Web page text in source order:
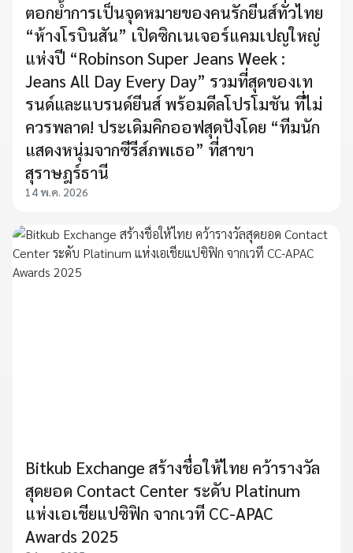
ตอกย้ำการเป็นจุดหมายของคนรักยีนส์ทั่วไทย
“ห้างโรบินสัน” เปิดซิกเนเจอร์แคมเปญใหญ่
แห่งปี “Robinson Super Jeans Week :
Jeans All Day Every Day” รวมที่สุดของเท
รนด์และแบรนด์ยีนส์ พร้อมดีลโปรโมชัน ที่ไม่
ควรพลาด! ประเดิมคิกออฟสุดปังโดย “ทีมนัก
แสดงหนุ่มจากซีรีส์ภพเธอ” ที่สาขา
สุราษฎร์ธานี
14 พ.ค. 2026
Bitkub Exchange สร้างชื่อให้ไทย คว้ารางวัล
สุดยอด Contact Center ระดับ Platinum
แห่งเอเชียแปซิฟิก จากเวที CC-APAC
Awards 2025